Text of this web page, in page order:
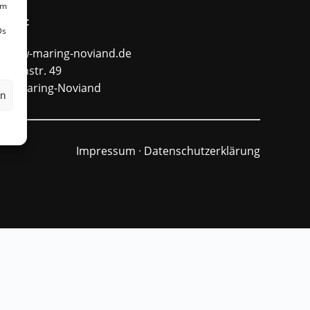
maring-noviand.de
49
Maring-Noviand
Impressum · Datenschutzerklärung